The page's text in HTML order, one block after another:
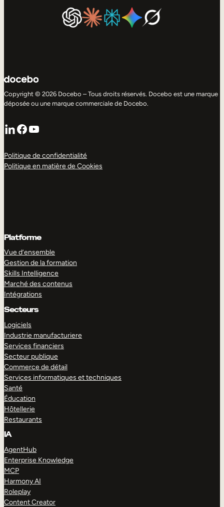
Copyright © 2026 Docebo – Tous droits réservés. Docebo est une marque
déposée ou une marque commerciale de Docebo.
LinkedIn
Facebook
YouTube
Politique de confidentialité
Politique en matière de Cookies
Platforme
Vue d’ensemble
Gestion de la formation
Skills Intelligence
Marché des contenus
Intégrations
Secteurs
Logiciels
Industrie manufacturiere
Services financiers
Secteur publique
Commerce de détail
Services informatiques et techniques
Santé
Éducation
Hôtellerie
Restaurants
IA
AgentHub
Enterprise Knowledge
MCP
Harmony AI
Roleplay
Content Creator